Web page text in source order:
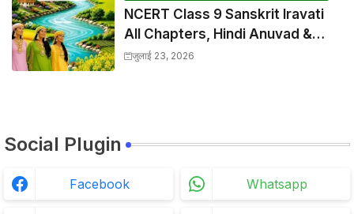
NCERT Class 9 Sanskrit Iravati
All Chapters, Hindi Anuvad &
Solutions Index
जुलाई 23, 2026
Social Plugin
Facebook Whatsapp